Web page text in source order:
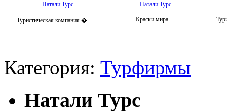
Туристическая компания �... Краски мира
Категория: Турфирмы
Натали Турс